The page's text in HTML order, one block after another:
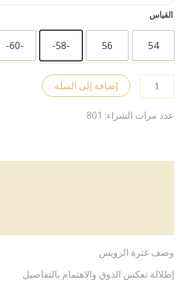
القياس
54
56
-58-
-60-
إضافة إلى السلة
عدد مرات الشراء: 801
وصف غترة الرويس
إطلالة تعكس الذوق والاهتمام بالتفاصيل